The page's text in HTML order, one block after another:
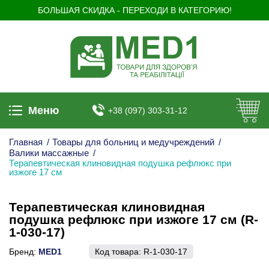
БОЛЬШАЯ СКИДКА - ПЕРЕХОДИ В КАТЕГОРИЮ!
Меню +38 (097) 303-31-12
Главная / Товары для больниц и медучреждений /
Валики массажные /
Терапевтическая клиновидная подушка рефлюкс при
изжоге 17 см
Терапевтическая клиновидная
подушка рефлюкс при изжоге 17 см (R-
1-030-17)
Бренд: MED1 Код товара: R-1-030-17